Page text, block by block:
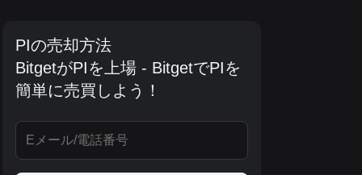
PIの売却方法
BitgetがPIを上場 - BitgetでPIを
簡単に売買しよう！